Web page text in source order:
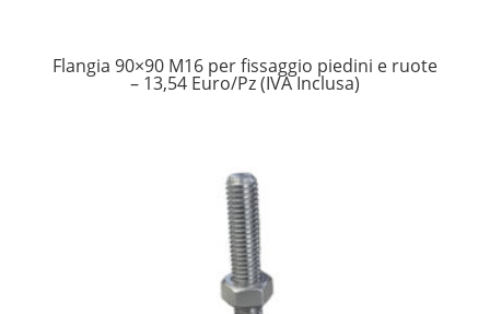
Flangia 90×90 M16 per fissaggio piedini e ruote
– 13,54 Euro/Pz (IVA Inclusa)